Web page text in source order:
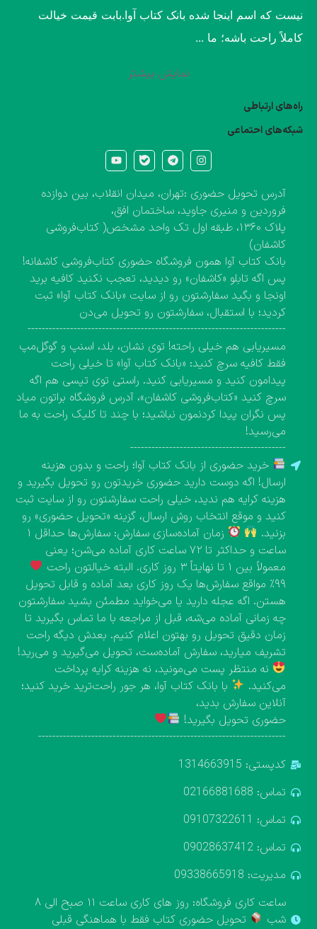
نیست که اسم اینجا شده بانک کتاب آوا.​بابت قیمت خیالت
کاملاً راحت باشه؛ ما ...
نمایش بیشتر
راه‌های ارتباطی
شبکه‌های احتماعی
آدرس تحویل حضوری :تهران، میدان انقلاب، بین دوازده
فروردین و منیری جاوید، ساختمان افق،
پلاک ۱۳۶۰، طبقه اول تک واحد مشخص( کتاب‌فروشی
کاشفان)
بانک کتاب آوا همون فروشگاه حضوری کتاب‌فروشی کاشفانه!
پس اگه تابلو «کاشفان» رو دیدید، تعجب نکنید کافیه برید
اونجا و بگید سفارشتون رو از سایت «بانک کتاب آوا» ثبت
کردید؛ با استقبال، سفارشتون رو تحویل می‌دن
-------------------------------------------------------------------------
مسیریابی هم خیلی راحته! توی نشان، بلد، اسنپ و گوگل‌مپ
فقط کافیه سرچ کنید: «بانک کتاب آوا» تا خیلی راحت
پیدامون کنید و مسیریابی کنید. راستی توی تپسی هم اگه
سرچ کنید «کتاب‌فروشی کاشفان»، آدرس فروشگاه براتون میاد
پس نگران پیدا کردنمون نباشید؛ با چند تا کلیک راحت به ما
می‌رسید!
--------------------------------------------
خرید حضوری از بانک کتاب آوا؛ راحت و بدون هزینه
ارسال! اگه دوست دارید حضوری خریدتون رو تحویل بگیرید و
هزینه کرایه هم ندید، خیلی راحت سفارشتون رو از سایت ثبت
کنید و موقع انتخاب روش ارسال، گزینه «تحویل حضوری» رو
بزنید.
زمان آماده‌سازی سفارش: سفارش‌ها حداقل ۱
ساعت و حداکثر تا ۷۲ ساعت کاری آماده می‌شن؛ یعنی
معمولاً بین ۱ تا نهایتاً ۳ روز کاری. البته خیالتون راحت
۹۹٪ مواقع سفارش‌ها یک روز کاری بعد آماده و قابل تحویل
هستن. اگه عجله دارید یا می‌خواید مطمئن بشید سفارشتون
چه زمانی آماده می‌شه، قبل از مراجعه با ما تماس بگیرید تا
زمان دقیق تحویل رو بهتون اعلام کنیم. بعدش دیگه راحت
تشریف میارید، سفارش آماده‌ست، تحویل می‌گیرید و می‌رید!
نه منتظر پست می‌مونید، نه هزینه کرایه پرداخت
می‌کنید.
با بانک کتاب آوا، هر جور راحت‌ترید خرید کنید؛
آنلاین سفارش بدید،
حضوری تحویل بگیرید!
----------------------------------------------------------------------
کدپستی: 1314663915
تماس: 02166881688
تماس: 09107322611
تماس: 09028637412
مدیریت: 09338665918
ساعت کاری فروشگاه: روز های کاری ساعت ۱۱ صبح الی ۸
شب
تحویل حضوری کتاب فقط با هماهنگی قبلی